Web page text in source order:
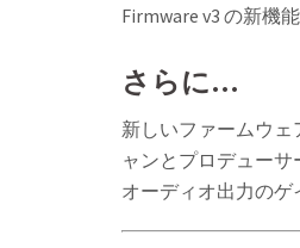
Firmware v3 の新機
さらに...
新しいファームウ
ャンとプロデューサ
オーディオ出力のゲ